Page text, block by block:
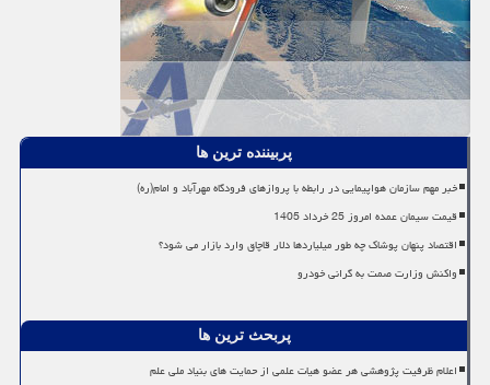
پربیننده ترین ها
خبر مهم سازمان هواپیمایی در رابطه با پروازهای فرودگاه مهرآباد و امام(ره)
قیمت سیمان عمده امروز 25 خرداد 1405
اقتصاد پنهان پوشاک چه طور میلیاردها دلار قاچاق وارد بازار می شود؟
واکنش وزارت صمت به گرانی خودرو
پربحث ترین ها
اعلام ظرفیت پژوهشی هر عضو هیات علمی از حمایت های بنیاد ملی علم